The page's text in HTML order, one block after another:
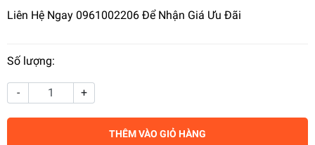
Liên Hệ Ngay 0961002206 Để Nhận Giá Ưu Đãi
Số lượng:
- +
THÊM VÀO GIỎ HÀNG